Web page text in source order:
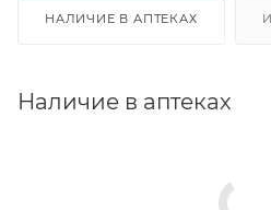
НАЛИЧИЕ В АПТЕКАХ
Наличие в аптеках